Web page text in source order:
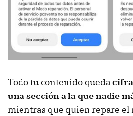
Todo tu contenido queda
una sección a la que nadie
mientras que quien repare el